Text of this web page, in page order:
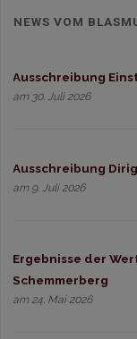
NEWS VOM
Ausschreibung
am 30. Juli 2026
Ausschreibung
am 9. Juli 2026
Ergebnisse der
Schemmerberg
am 24. Mai 2026